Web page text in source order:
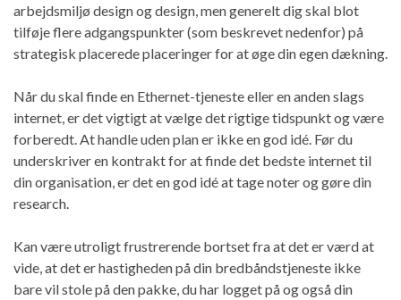
arbejdsmiljø design og design, men generelt dig skal blot
tilføje flere adgangspunkter (som beskrevet nedenfor) på
strategisk placerede placeringer for at øge din egen dækning.
Når du skal finde en Ethernet-tjeneste eller en anden slags
internet, er det vigtigt at vælge det rigtige tidspunkt og være
forberedt. At handle uden plan er ikke en god idé. Før du
underskriver en kontrakt for at finde det bedste internet til
din organisation, er det en god idé at tage noter og gøre din
research.
Kan være utroligt frustrerende bortset fra at det er værd at
vide, at det er hastigheden på din bredbåndstjeneste ikke
bare vil stole på den pakke, du har logget på og også din